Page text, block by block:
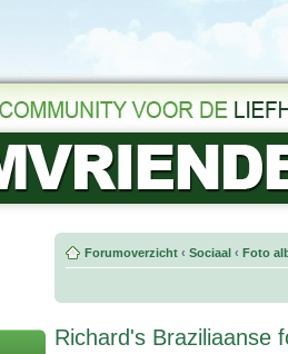
Forumoverzicht ‹ Sociaal ‹ Foto
Richard's Braziliaanse